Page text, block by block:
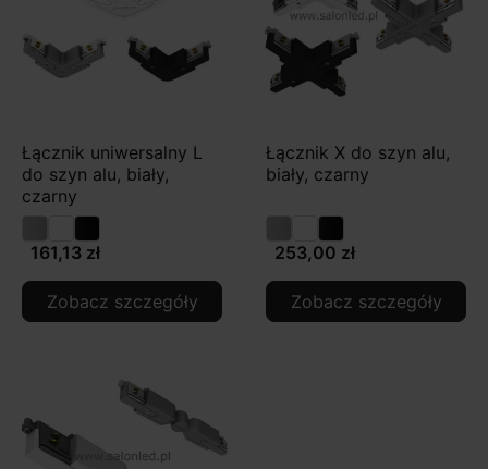
Łącznik uniwersalny L
do szyn alu, biały,
czarny
161,13 zł
Zobacz szczegóły
Łącznik X do szyn alu,
biały, czarny
253,00 zł
Zobacz szczegóły